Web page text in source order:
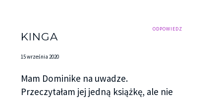
ODPOWIEDZ
KINGA
15 września 2020
Mam Dominike na uwadze.
Przeczytałam jej jedną książkę, ale nie